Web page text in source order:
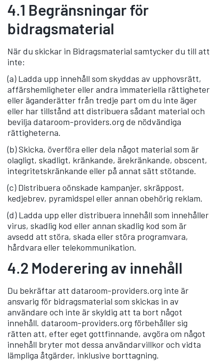
4.1 Begränsningar för
bidragsmaterial
När du skickar in Bidragsmaterial samtycker du till att
inte:
(a) Ladda upp innehåll som skyddas av upphovsrätt,
affärshemligheter eller andra immateriella rättigheter
eller äganderätter från tredje part om du inte äger
eller har tillstånd att distribuera sådant material och
bevilja dataroom-providers.org de nödvändiga
rättigheterna.
(b) Skicka, överföra eller dela något material som är
olagligt, skadligt, kränkande, ärekränkande, obscent,
integritetskränkande eller på annat sätt stötande.
(c) Distribuera oönskade kampanjer, skräppost,
kedjebrev, pyramidspel eller annan obehörig reklam.
(d) Ladda upp eller distribuera innehåll som innehåller
virus, skadlig kod eller annan skadlig kod som är
avsedd att störa, skada eller störa programvara,
hårdvara eller telekommunikation.
4.2 Moderering av innehåll
Du bekräftar att dataroom-providers.org inte är
ansvarig för bidragsmaterial som skickas in av
användare och inte är skyldig att ta bort något
innehåll. dataroom-providers.org förbehåller sig
rätten att, efter eget gottfinnande, avgöra om något
innehåll bryter mot dessa användarvillkor och vidta
lämpliga åtgärder, inklusive borttagning.